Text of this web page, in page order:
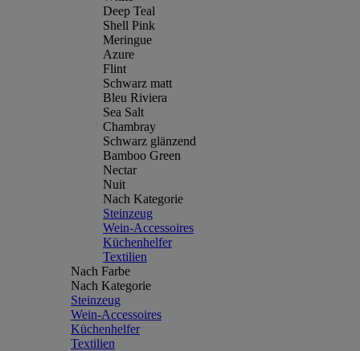
Deep Teal
Shell Pink
Meringue
Azure
Flint
Schwarz matt
Bleu Riviera
Sea Salt
Chambray
Schwarz glänzend
Bamboo Green
Nectar
Nuit
Nach Kategorie
Steinzeug
Wein-Accessoires
Küchenhelfer
Textilien
Nach Farbe
Nach Kategorie
Steinzeug
Wein-Accessoires
Küchenhelfer
Textilien